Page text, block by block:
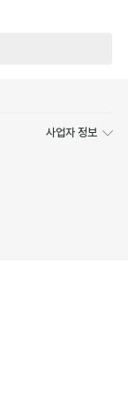
사업자 정보